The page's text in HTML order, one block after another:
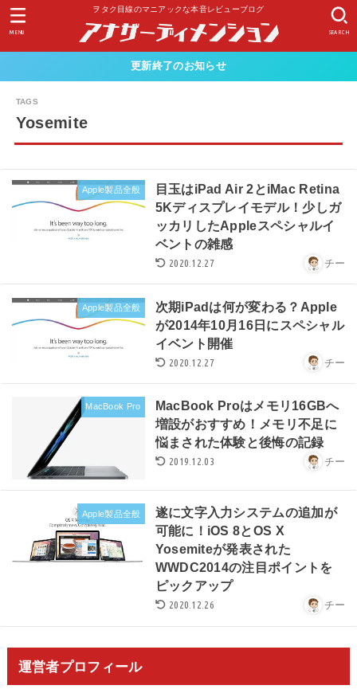
ヲタク目線のマニアックな本音レビューブログ
SEARCH
MENU
更新終了のお知らせ
Yosemite
Apple製品全般
目玉はiPad Air 2とiMac Retina
5Kディスプレイモデル！少しガ
ッカリしたAppleスペシャルイ
ベントの雑感
2020.12.27 チー
Apple製品全般
次期iPadは何が変わる？Apple
が2014年10月16日にスペシャル
イベント開催
2020.12.27 チー
MacBook Pro
MacBook Proはメモリ16GBへ
増設がおすすめ！メモリ不足に
悩まされた体験と後悔の記録
2019.12.03 チー
Apple製品全般
遂に文字入力システムの追加が
可能に！iOS 8とOS X
Yosemiteが発表された
WWDC2014の注目ポイントを
ピックアップ
2020.12.26 チー
運営者プロフィール